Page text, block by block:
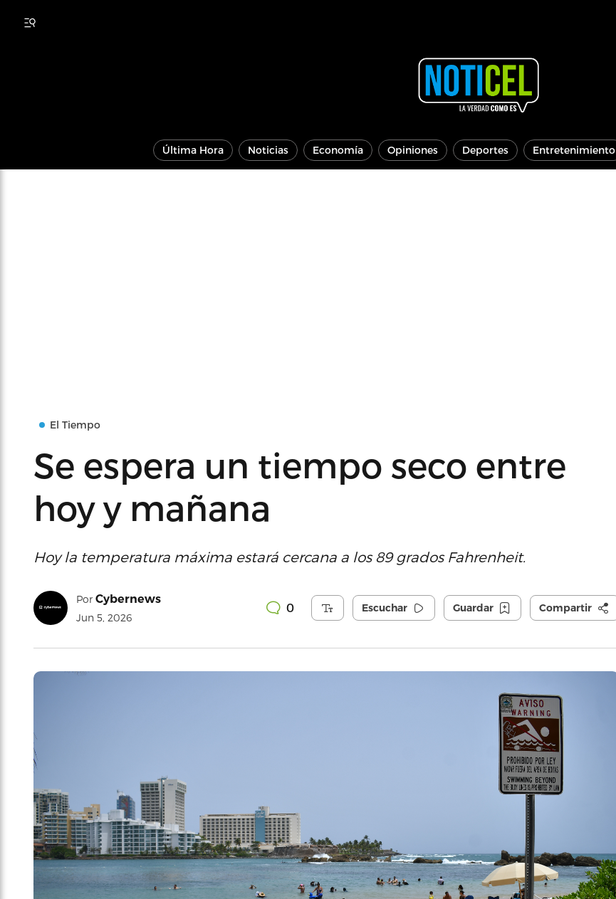
Última Hora Noticias Economía Opiniones Deportes Entretenimiento
El Tiempo
Se espera un tiempo seco entre
hoy y mañana
Hoy la temperatura máxima estará cercana a los 89 grados Fahrenheit.
Por Cybernews
Jun 5, 2026
0 Escuchar Guardar Compartir